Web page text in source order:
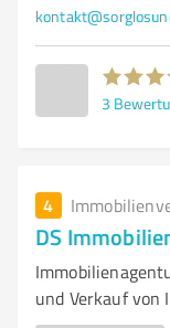
3
4
DS
und Verkauf von